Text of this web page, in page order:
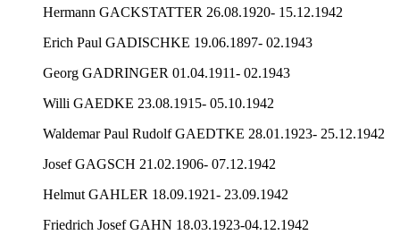
Hermann GACKSTATTER 26.08.1920- 15.12.1942
Erich Paul GADISCHKE 19.06.1897- 02.1943
Georg GADRINGER 01.04.1911- 02.1943
Willi GAEDKE 23.08.1915- 05.10.1942
Waldemar Paul Rudolf GAEDTKE 28.01.1923- 25.12.1942
Josef GAGSCH 21.02.1906- 07.12.1942
Helmut GAHLER 18.09.1921- 23.09.1942
Friedrich Josef GAHN 18.03.1923-04.12.1942